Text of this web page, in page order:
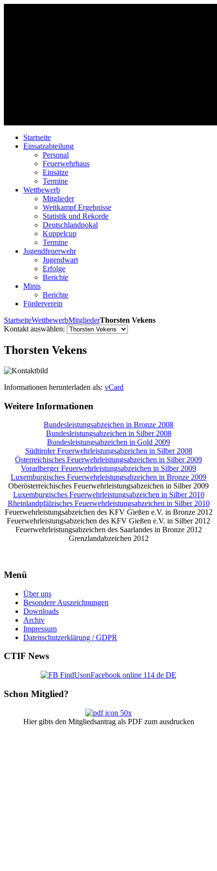
Startseite
Einsatzabteilung
Personal
Feuerwehrhaus
Einsätze
Termine
Wettbewerb
Mitglieder
Wettkampf Ergebnisse
Statistik und Rekorde
Deutschlandpokal
Kuppelcup
Termine
Jugendfeuerwehr
Jugendwart
Erfolge
Berichte
Minis
Berichte
Förderverein
StartseiteWettbewerbMitgliederThorsten Vekens
Kontakt auswählen:
Thorsten Vekens
Informationen herunterladen als: vCard
Weitere Informationen
Bundesleistungsabzeichen in Bronze 2008
Bundesleistungsabzeichen in Silber 2008
Bundesleistungsabzeichen in Gold 2009
Südtiroler Feuerwehrleistungsabzeichen in Silber 2008
Österreichisches Feuerwehrleistungsabzeichen in Silber 2009
Vorarlberger Feuerwehrleistungsabzeichen in Silber 2009
Luxemburgisches Feuerwehrleistungsabzeichen in Bronze 2009
Oberösterreichisches Feuerwehrleistungsabzeichen in Silber 2009
Luxemburgisches Feuerwehrleistungsabzeichen in Silber 2010
Rheinlandpfälzisches Feuerwehrleistungsabzeichen in Silber 2010
Feuerwehrleistungsabzeichen des KFV Gießen e.V. in Bronze 2012
Feuerwehrleistungsabzeichen des KFV Gießen e.V. in Silber 2012
Feuerwehrleistungsabzeichen des Saarlandes in Bronze 2012
Grenzlandabzeichen 2012
Menü
Über uns
Besondere Auszeichnungen
Downloads
Archiv
Impressum
Datenschutzerklärung / GDPR
CTIF News
Schon Mitglied?
Hier gibts den Mitgliedsantrag als PDF zum ausdrucken